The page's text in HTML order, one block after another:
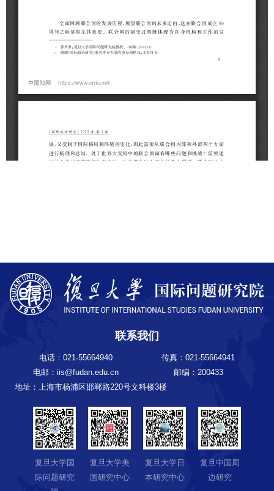
联系我们
电话：021-55664940
传真：021-55664941
电邮：iis@fudan.edu.cn
邮编：200433
地址：上海市杨浦区邯郸路220号文科楼3楼
复旦大学国
际问题研究
复旦大学美
国研究中心
复旦大学日
本研究中心
复旦中国周
边研究